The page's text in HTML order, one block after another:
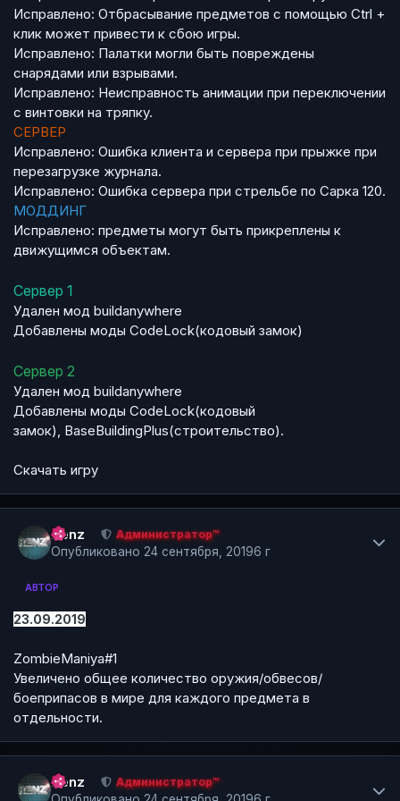
Исправлено: Отбрасывание предметов с помощью Ctrl +
клик может привести к сбою игры.
Исправлено: Палатки могли быть повреждены
снарядами или взрывами.
Исправлено: Неисправность анимации при переключении
с винтовки на тряпку.
СЕРВЕР
Исправлено: Ошибка клиента и сервера при прыжке при
перезагрузке журнала.
Исправлено: Ошибка сервера при стрельбе по Сарка 120.
МОДДИНГ
Исправлено: предметы могут быть прикреплены к
движущимся объектам.
Сервер 1
Удален мод buildanywhere
Добавлены моды CodeLock(кодовый замок)
Сервер 2
Удален мод buildanywhere
Добавлены моды CodeLock(кодовый
замок), BaseBuildingPlus(строительство).
Скачать игру
Renz Администратор™
Опубликовано 24 сентября, 20196 г
АВТОР
23.09.2019
ZombieManiya#1
Увеличено общее количество оружия/обвесов/
боеприпасов в мире для каждого предмета в
отдельности.
Renz Администратор™